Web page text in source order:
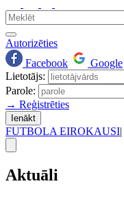
Autorizēties
Facebook
Google
Lietotājs:
Parole:
→ Reģistrēties
Ienākt
FUTBOLA EIROKAUSI|
Aktuāli